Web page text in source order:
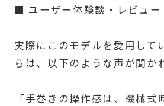
■ ユーザー体験談・レビュー
実際にこのモデルを愛用して
らは、以下のような声が聞か
「手巻きの操作感は、機械式